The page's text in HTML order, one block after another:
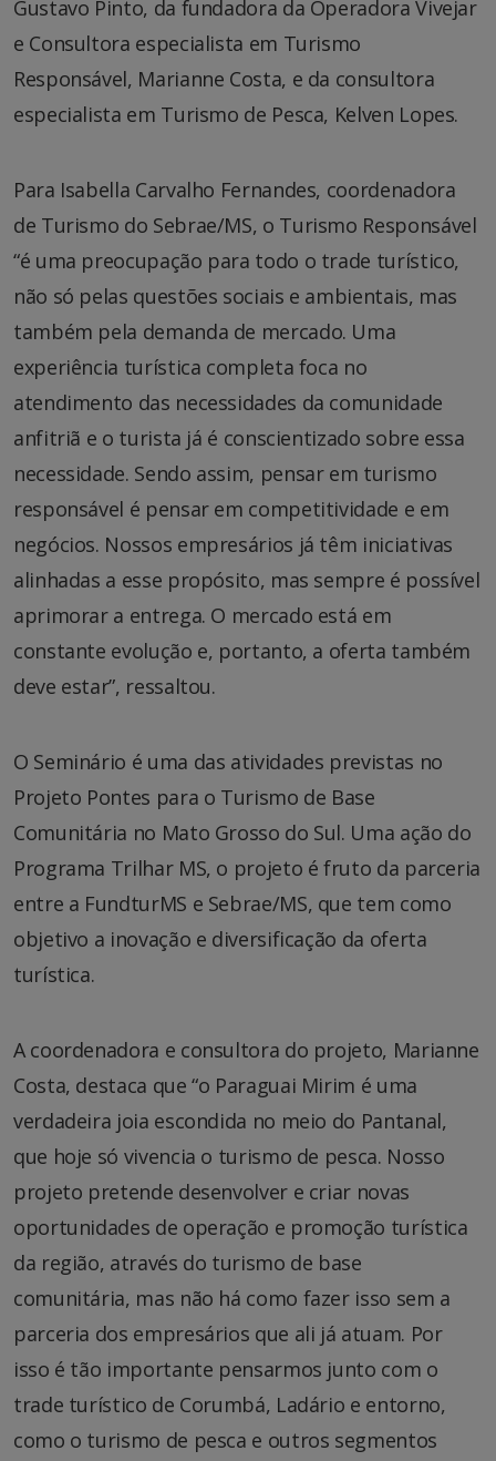
Gustavo Pinto, da fundadora da Operadora Vivejar
e Consultora especialista em Turismo
Responsável, Marianne Costa, e da consultora
especialista em Turismo de Pesca, Kelven Lopes.
Para Isabella Carvalho Fernandes, coordenadora
de Turismo do Sebrae/MS, o Turismo Responsável
“é uma preocupação para todo o trade turístico,
não só pelas questões sociais e ambientais, mas
também pela demanda de mercado. Uma
experiência turística completa foca no
atendimento das necessidades da comunidade
anfitriã e o turista já é conscientizado sobre essa
necessidade. Sendo assim, pensar em turismo
responsável é pensar em competitividade e em
negócios. Nossos empresários já têm iniciativas
alinhadas a esse propósito, mas sempre é possível
aprimorar a entrega. O mercado está em
constante evolução e, portanto, a oferta também
deve estar”, ressaltou.
O Seminário é uma das atividades previstas no
Projeto Pontes para o Turismo de Base
Comunitária no Mato Grosso do Sul. Uma ação do
Programa Trilhar MS, o projeto é fruto da parceria
entre a FundturMS e Sebrae/MS, que tem como
objetivo a inovação e diversificação da oferta
turística.
A coordenadora e consultora do projeto, Marianne
Costa, destaca que “o Paraguai Mirim é uma
verdadeira joia escondida no meio do Pantanal,
que hoje só vivencia o turismo de pesca. Nosso
projeto pretende desenvolver e criar novas
oportunidades de operação e promoção turística
da região, através do turismo de base
comunitária, mas não há como fazer isso sem a
parceria dos empresários que ali já atuam. Por
isso é tão importante pensarmos junto com o
trade turístico de Corumbá, Ladário e entorno,
como o turismo de pesca e outros segmentos